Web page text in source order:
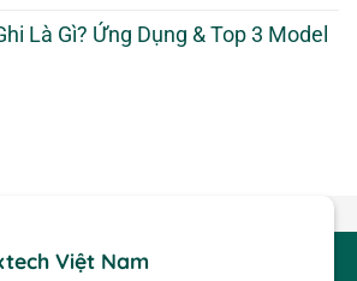
Là Gì? Ứng Dụng & Top 3 Model
Việt Nam